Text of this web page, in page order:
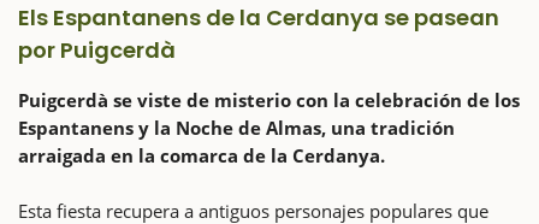
Els Espantanens de la Cerdanya se pasean
por Puigcerdà
Puigcerdà se viste de misterio con la celebración de los
Espantanens y la Noche de Almas, una tradición
arraigada en la comarca de la Cerdanya.
Esta fiesta recupera a antiguos personajes populares que